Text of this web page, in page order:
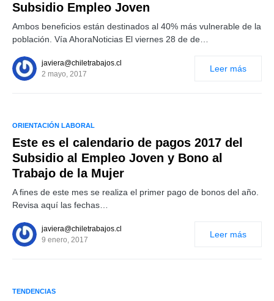
Subsidio Empleo Joven
Ambos beneficios están destinados al 40% más vulnerable de la
población. Vía AhoraNoticias El viernes 28 de de…
javiera@chiletrabajos.cl
2 mayo, 2017
Leer más
ORIENTACIÓN LABORAL
Este es el calendario de pagos 2017 del
Subsidio al Empleo Joven y Bono al
Trabajo de la Mujer
A fines de este mes se realiza el primer pago de bonos del año.
Revisa aquí las fechas…
javiera@chiletrabajos.cl
9 enero, 2017
Leer más
TENDENCIAS